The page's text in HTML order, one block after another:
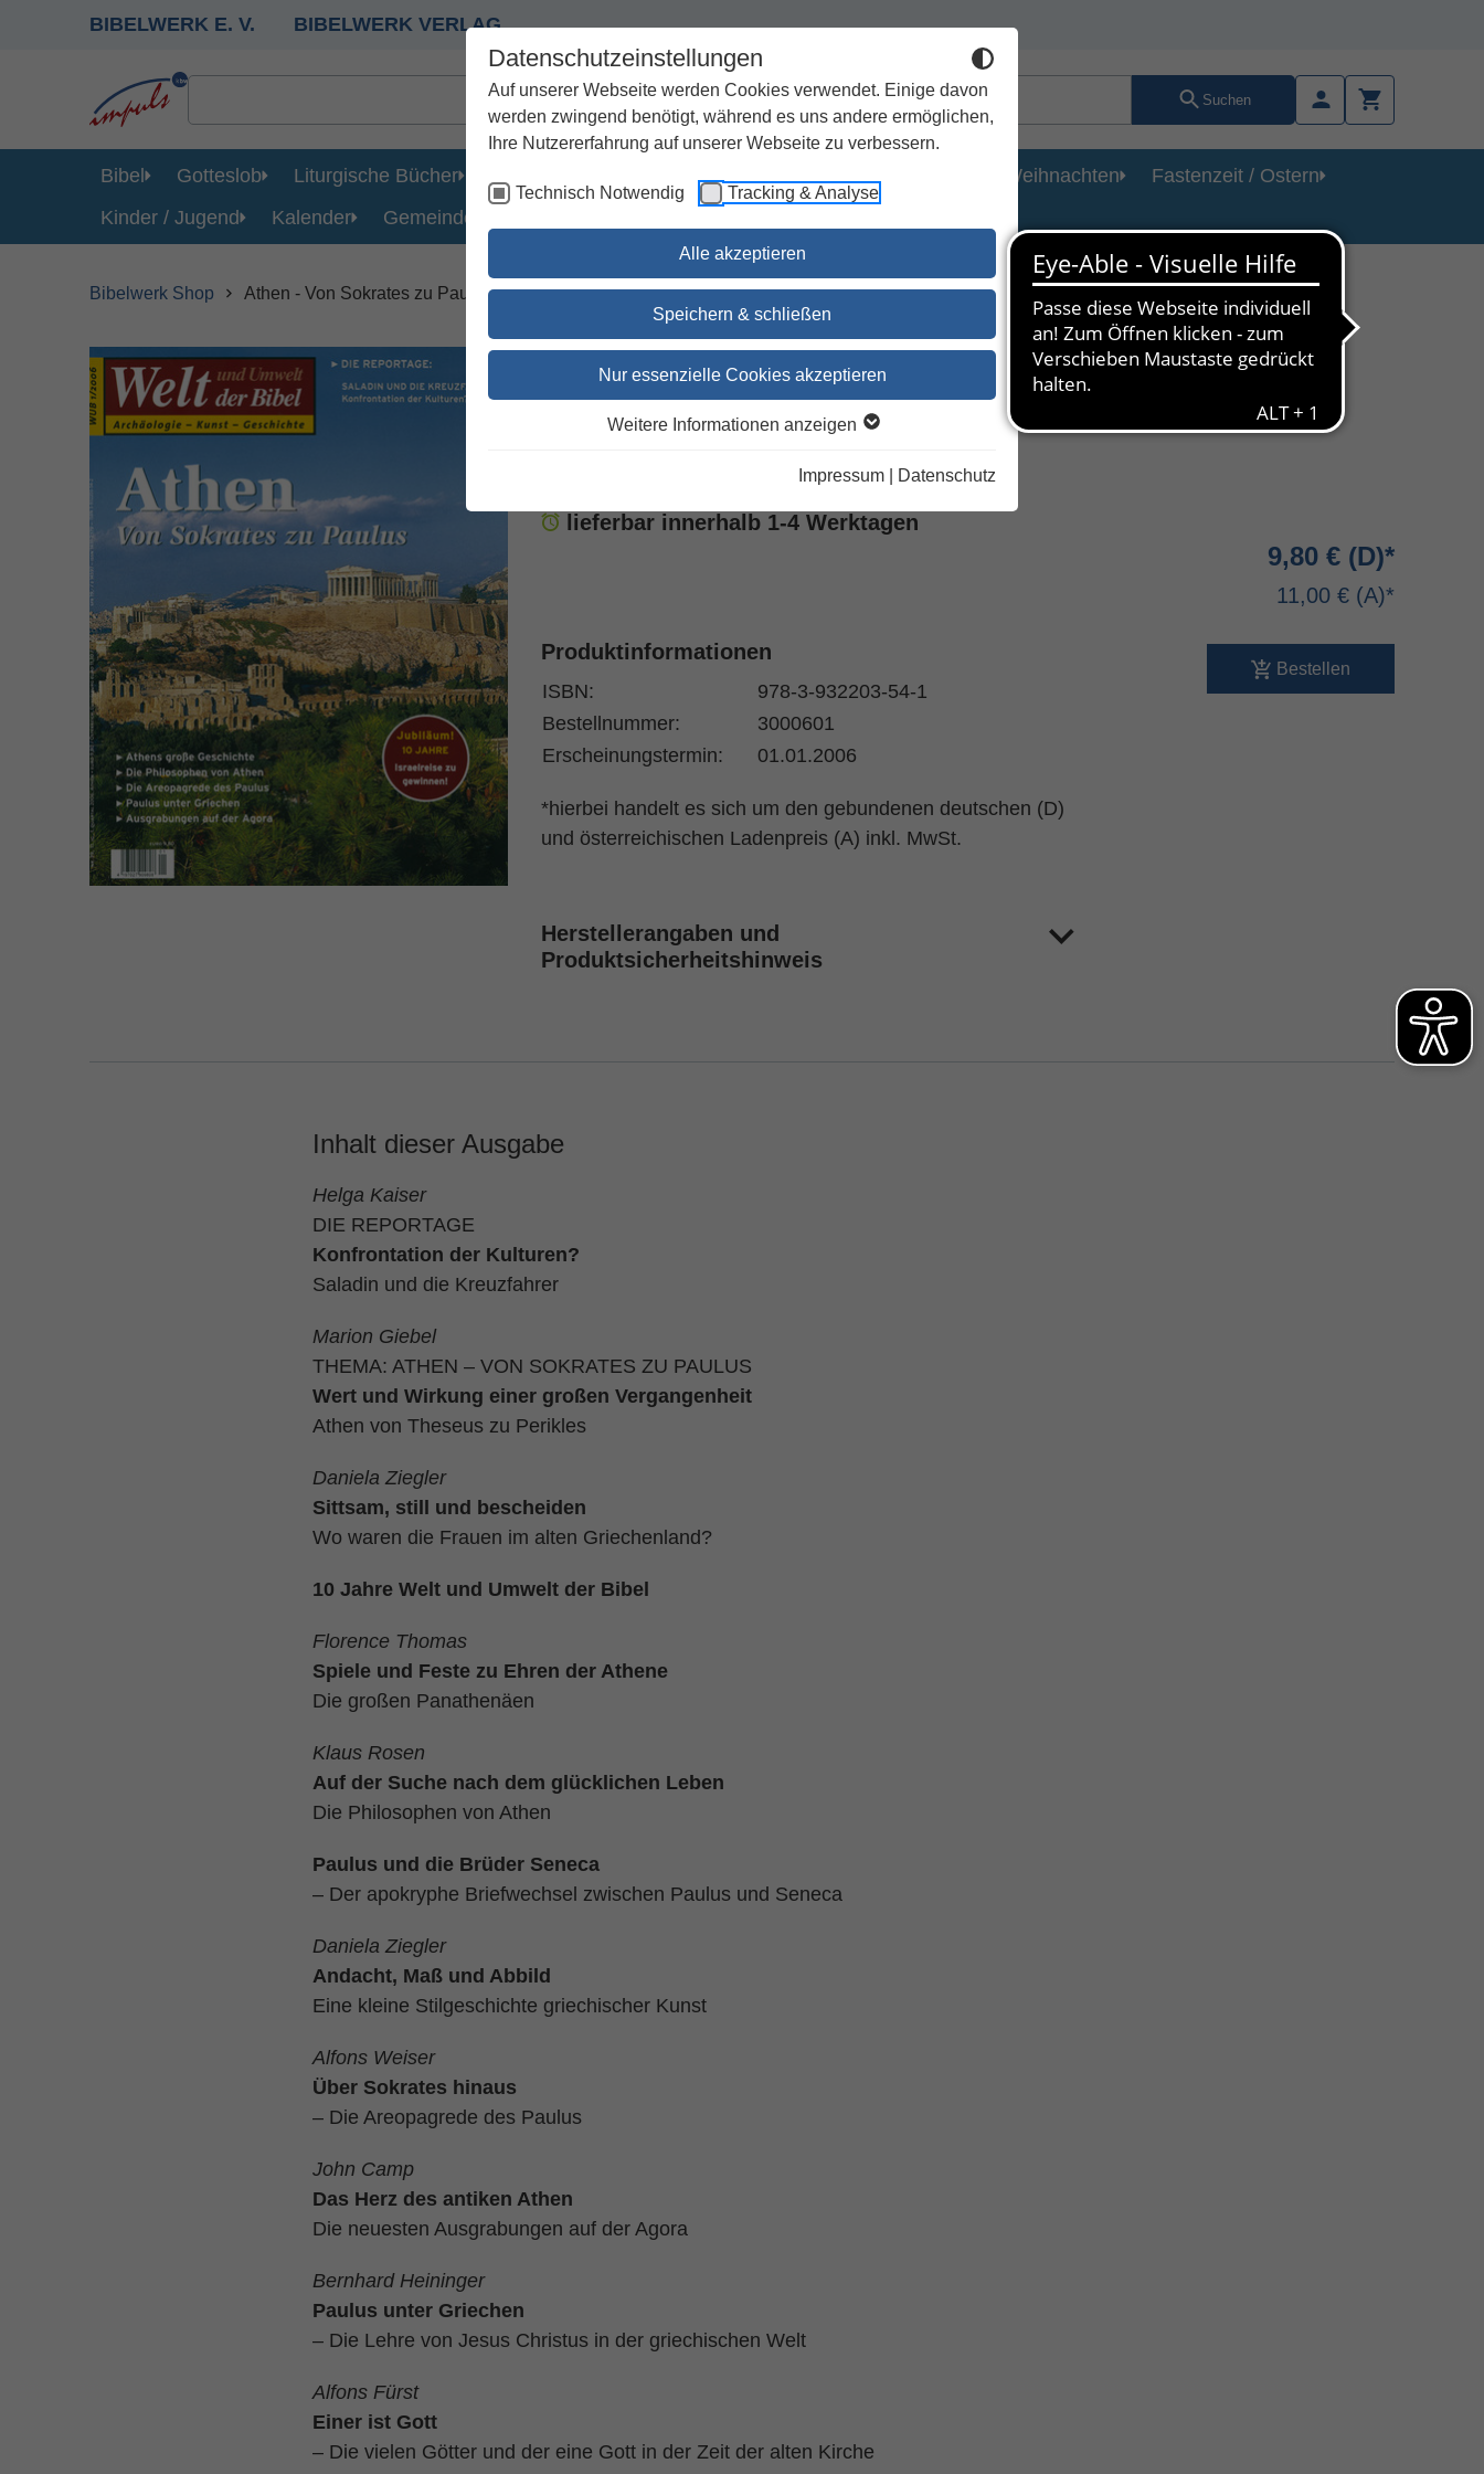
Datenschutzeinstellungen
Auf unserer Webseite werden Cookies verwendet. Einige davon
werden zwingend benötigt, während es uns andere ermöglichen,
Ihre Nutzererfahrung auf unserer Webseite zu verbessern.
Technisch Notwendig Tracking & Analyse
Alle akzeptieren
Speichern & schließen
Nur essenzielle Cookies akzeptieren
Weitere Informationen anzeigen
Impressum Datenschutz
BIBELWERK E. V. BIBELWERK VERLAG
Suchen
Bibel Gotteslob Liturgische Bücher Geschenke Kirchenjahr / Lebensweg Weihnachten
Fastenzeit / Ostern
Kinder / Jugend
Kalender Gemeinde
Bibelwerk Shop Athen - Von Sokrates zu Paulus
Athen - Von Sokrates zu
Paulus
lieferbar innerhalb 1-4 Werktagen
9,80 €
11,00 €
Bestellen
Produktinformationen
ISBN:
978-3-932203-54-1
Bestellnummer:
3000601
Erscheinungstermin:
01.01.2006
*hierbei handelt es sich um den gebundenen deutschen (D)
und österreichischen Ladenpreis (A) inkl. MwSt.
Herstellerangaben und
Produktsicherheitshinweis
Inhalt dieser Ausgabe
Helga Kaiser
DIE REPORTAGE
Konfrontation der Kulturen?
Saladin und die Kreuzfahrer
Marion Giebel
THEMA: ATHEN – VON SOKRATES ZU PAULUS
Wert und Wirkung einer großen Vergangenheit
Athen von Theseus zu Perikles
Daniela Ziegler
Sittsam, still und bescheiden
Wo waren die Frauen im alten Griechenland?
10 Jahre Welt und Umwelt der Bibel
Florence Thomas
Spiele und Feste zu Ehren der Athene
Die großen Panathenäen
Klaus Rosen
Auf der Suche nach dem glücklichen Leben
Die Philosophen von Athen
Paulus und die Brüder Seneca
– Der apokryphe Briefwechsel zwischen Paulus und Seneca
Daniela Ziegler
Andacht, Maß und Abbild
Eine kleine Stilgeschichte griechischer Kunst
Alfons Weiser
Über Sokrates hinaus
– Die Areopagrede des Paulus
John Camp
Das Herz des antiken Athen
Die neuesten Ausgrabungen auf der Agora
Bernhard Heininger
Paulus unter Griechen
– Die Lehre von Jesus Christus in der griechischen Welt
Alfons Fürst
Einer ist Gott
– Die vielen Götter und der eine Gott in der Zeit der alten Kirche